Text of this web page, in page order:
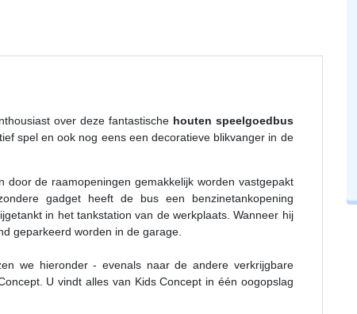
over deze fantastische houten speelgoedbus
spel en ook nog eens een decoratieve blikvanger in de
door de raamopeningen gemakkelijk worden vastgepakt
gadget heeft de bus een benzinetankopening
in het tankstation van de werkplaats. Wanneer hij
geparkeerd worden in de garage.
we hieronder - evenals naar de andere verkrijgbare
U vindt alles van Kids Concept in één oogopslag